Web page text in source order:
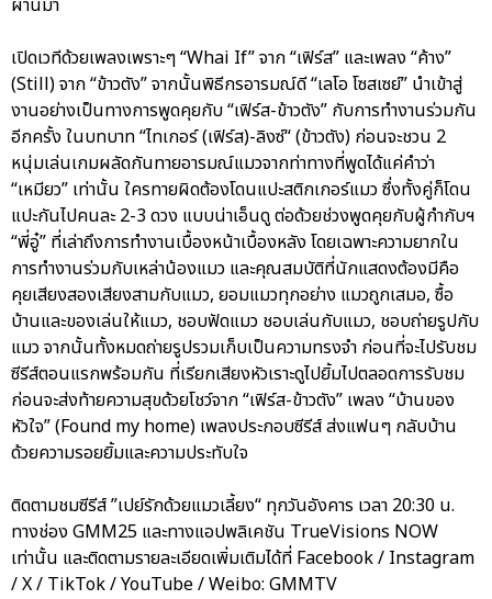
เปิดเวทีด้วยเพลงเพราะๆ “Whai If” จาก “เฟิร์ส” และเพลง “ค้าง”
(Still) จาก “ข้าวตัง” จากนั้นพิธีกรอารมณ์ดี “เลโอ โซสเซย์” นำเข้าสู่
งานอย่างเป็นทางการพูดคุยกับ “เฟิร์ส-ข้าวตัง” กับการทำงานร่วมกัน
อีกครั้ง ในบทบาท “ไทเกอร์ (เฟิร์ส)-ลิงซ์“ (ข้าวตัง) ก่อนจะชวน 2
หนุ่มเล่นเกมผลัดกันทายอารมณ์แมวจากท่าทางที่พูดได้แค่คำว่า
“เหมียว” เท่านั้น ใครทายผิดต้องโดนแปะสติกเกอร์แมว ซึ่งทั้งคู่ก็โดน
แปะกันไปคนละ 2-3 ดวง แบบน่าเอ็นดู ต่อด้วยช่วงพูดคุยกับผู้กำกับฯ
“พี่อู๋” ที่เล่าถึงการทำงานเบื้องหน้าเบื้องหลัง โดยเฉพาะความยากใน
การทำงานร่วมกับเหล่าน้องแมว และคุณสมบัติที่นักแสดงต้องมีคือ
คุยเสียงสองเสียงสามกับแมว, ยอมแมวทุกอย่าง แมวถูกเสมอ, ซื้อ
บ้านและของเล่นให้แมว, ชอบฟัดแมว ชอบเล่นกับแมว, ชอบถ่ายรูปกับ
แมว จากนั้นทั้งหมดถ่ายรูปรวมเก็บเป็นความทรงจำ ก่อนที่จะไปรับชม
ซีรีส์ตอนแรกพร้อมกัน ที่เรียกเสียงหัวเราะดูไปยิ้มไปตลอดการรับชม
ก่อนจะส่งท้ายความสุขด้วยโชว์จาก “เฟิร์ส-ข้าวตัง” เพลง “บ้านของ
หัวใจ” (Found my home) เพลงประกอบซีรีส์ ส่งแฟนๆ กลับบ้าน
ด้วยความรอยยิ้มและความประทับใจ
ติดตามชมซีรีส์ ”เปย์รักด้วยแมวเลี้ยง“ ทุกวันอังคาร เวลา 20:30 น.
ทางช่อง GMM25 และทางแอปพลิเคชัน TrueVisions NOW
เท่านั้น และติดตามรายละเอียดเพิ่มเติมได้ที่ Facebook / Instagram
/ X / TikTok / YouTube / Weibo: GMMTV